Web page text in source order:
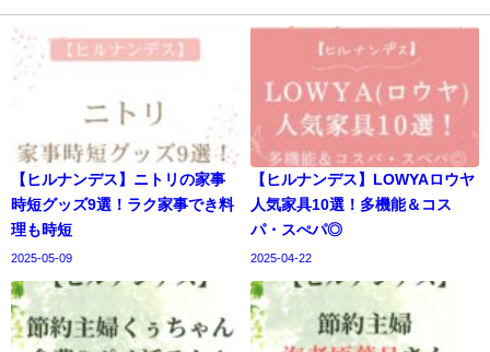
【ヒルナンデス】ニトリの家事
時短グッズ9選！ラク家事でき料
理も時短
2025-05-09
【ヒルナンデス】LOWYAロウヤ
人気家具10選！多機能＆コス
パ・スぺパ◎
2025-04-22